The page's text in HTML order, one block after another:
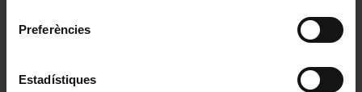
Preferències
Estadístiques
I. Els antecedents